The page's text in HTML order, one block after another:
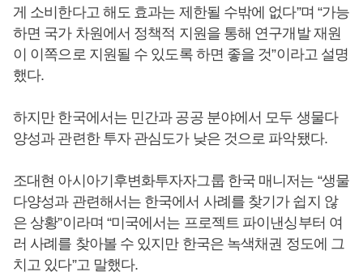
게 소비한다고 해도 효과는 제한될 수밖에 없다”며 “가능
하면 국가 차원에서 정책적 지원을 통해 연구개발 재원
이 이쪽으로 지원될 수 있도록 하면 좋을 것”이라고 설명
했다.
하지만 한국에서는 민간과 공공 분야에서 모두 생물다
양성과 관련한 투자 관심도가 낮은 것으로 파악됐다.
조대현 아시아기후변화투자자그룹 한국 매니저는 “생물
다양성과 관련해서는 한국에서 사례를 찾기가 쉽지 않
은 상황”이라며 “미국에서는 프로젝트 파이낸싱부터 여
러 사례를 찾아볼 수 있지만 한국은 녹색채권 정도에 그
치고 있다”고 말했다.